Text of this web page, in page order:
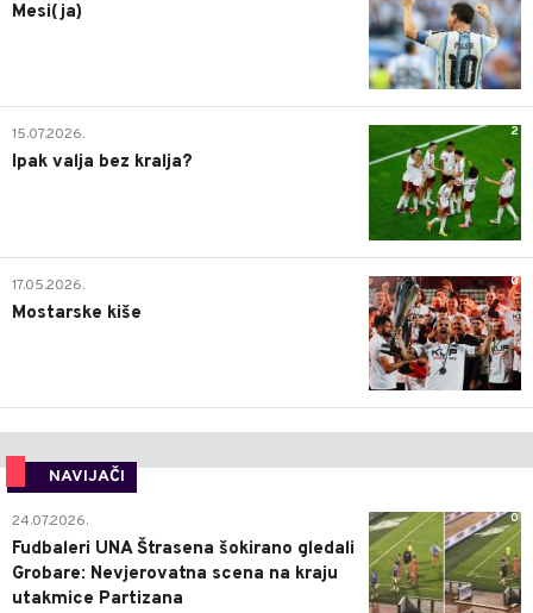
Mesi(ja)
2
15.07.2026.
Ipak valja bez kralja?
0
17.05.2026.
Mostarske kiše
NAVIJAČI
0
24.07.2026.
Fudbaleri UNA Štrasena šokirano gledali
Grobare: Nevjerovatna scena na kraju
utakmice Partizana